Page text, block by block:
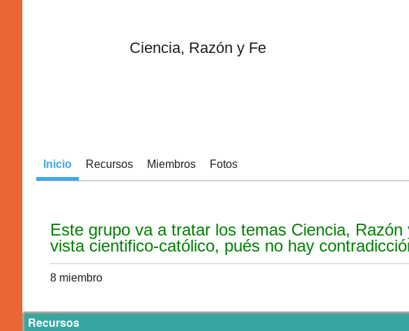
Ciencia, Razón y Fe
Inicio Recursos Miembros Fotos
Este grupo va a tratar los temas Ciencia,
vista cientifico-católico, pués no hay
8 miembro
Recursos